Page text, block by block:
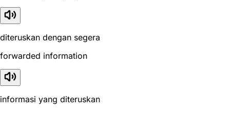
diteruskan dengan segera
forwarded information
informasi yang diteruskan